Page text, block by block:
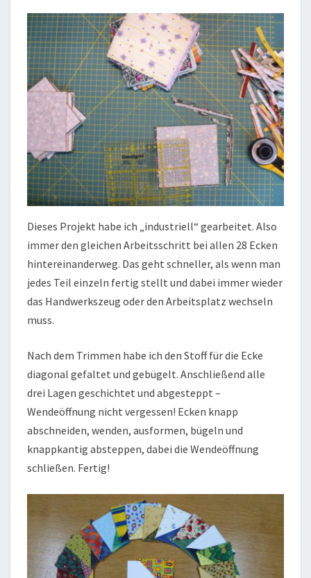
Dieses Projekt habe ich „industriell“ gearbeitet. Also
immer den gleichen Arbeitsschritt bei allen 28 Ecken
hintereinanderweg. Das geht schneller, als wenn man
jedes Teil einzeln fertig stellt und dabei immer wieder
das Handwerkszeug oder den Arbeitsplatz wechseln
muss.
Nach dem Trimmen habe ich den Stoff für die Ecke
diagonal gefaltet und gebügelt. Anschließend alle
drei Lagen geschichtet und abgesteppt –
Wendeöffnung nicht vergessen! Ecken knapp
abschneiden, wenden, ausformen, bügeln und
knappkantig absteppen, dabei die Wendeöffnung
schließen. Fertig!